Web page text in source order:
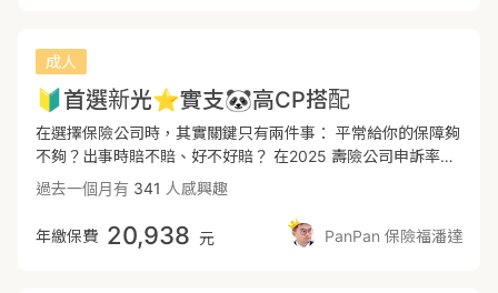
分享，非保險商品之廣告。
生病較常需要住院觀察治療，規劃定額醫療險 拉高住院日額。
#足夠的日額住院可選單人房及爸爸媽媽請假照顧的薪水補貼
🔢意外險+重大傷燙燒 寶寶逐漸長大且活潑好動，對外界危險
敏感度不高，發生意外的機率隨之增加，燒燙傷在孩童意外中
佔比最高。 🔢重大傷病險 根據健保署認定包含300多項細
項，理賠範圍廣且明確，幼兒也有可能罹患重大傷病，如小兒
麻痺、紅斑性狼瘡、川崎氏症等 在診斷出重大傷病後直接給付
大傷病"四個字，避開重大疾病、特定傷病、精選傷病。 🔢癌
折險。 ❷意外實支實付，保障因外來突發非疾病的意外事故急
診、回診期間的各項掛號、治療費都可以在額度內實報實銷。
❸全球意外險除了基本意外保障之外，另包含「重大燒燙傷」
的給付。 ✨總結：透過這份規劃可以建立相對完整的風險轉
嫁，並符合目前目前健保制度下的自費缺口 🔹規劃方向主軸
以【醫療單實支＋定額 、意外險、重大傷病/癌症一次金】為
軸。 🔹各家商品皆有優缺點，多家以上互補搭配，讓保障更
全面完整。 🔹規劃重點順序先保大再保小，罹癌或重症先給
一筆金額，住院治療靠醫療實支，治療期間皆有保險給付。
症、自閉症等 ✅ 癌症一次金險:罹患癌症後根據程度直接給付
✅基本意外醫療保障(意外失能一次金+意外實支+意外日額)
✅兒童專屬意外險專案(附加高額重大燒燙傷、個責險保障) 📌
失能保障 ⚠️有合適商品，小張會即時為大家更新建議 ---------
----------------------------------------------------------------
------------------------------------------------------- ✨新生
兒保單方案參考✨ 📌富邦人壽 終身壽險主約+醫療實支實付
(正本理賠)+意外險 📌全球人壽 重大傷病主約(保障到85
成人
🔰首選新光⭐️實支🐼高CP搭配
在選擇保險公司時，其實關鍵只有兩件事： 平常給你的保障夠
不夠？出事時賠不賠、好不好賠？ 在2025 壽險公司申訴率總
體檢（資料來源：財團法人金融消費評議中心） 台新金控與新
光金控的合併案備受矚目，對於保戶而言，最關心的是「理賠
會不會變刁難」以及「服務會不會中斷」。 雖然金控端以台新
為主，但壽險端預計將整合資源，原保單權益完全不變。 原新
過去一個月有 341 人感興趣
年繳保費 20,938 元 PanPan 保險福潘達